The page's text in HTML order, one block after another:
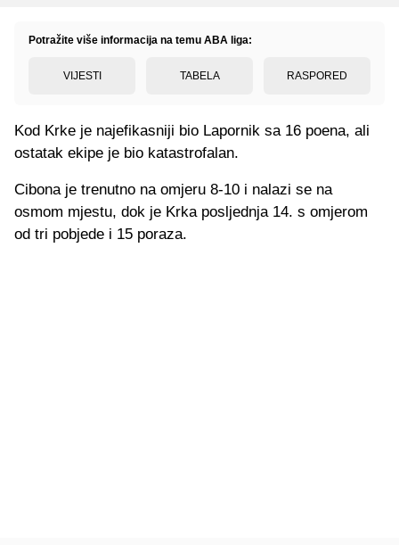
Potražite više informacija na temu ABA liga:
VIJESTI TABELA RASPORED
Kod Krke je najefikasniji bio Lapornik sa 16 poena, ali
ostatak ekipe je bio katastrofalan.
Cibona je trenutno na omjeru 8-10 i nalazi se na
osmom mjestu, dok je Krka posljednja 14. s omjerom
od tri pobjede i 15 poraza.